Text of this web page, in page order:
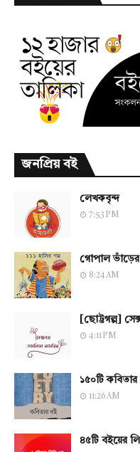
জনপ্রিয় বই
লেখকবৃন্দ
7:53 PM
গোপাল ভাঁড়ের
8:24 AM
[ছোট্টগল্প]
4:11 PM
১৫০টি
11:26 AM
৪৫টি বইয়ের